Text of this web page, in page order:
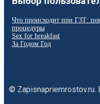
Что происходит при ГЗТ:
процедуры
Sex for breakfast
За Годом Год
©